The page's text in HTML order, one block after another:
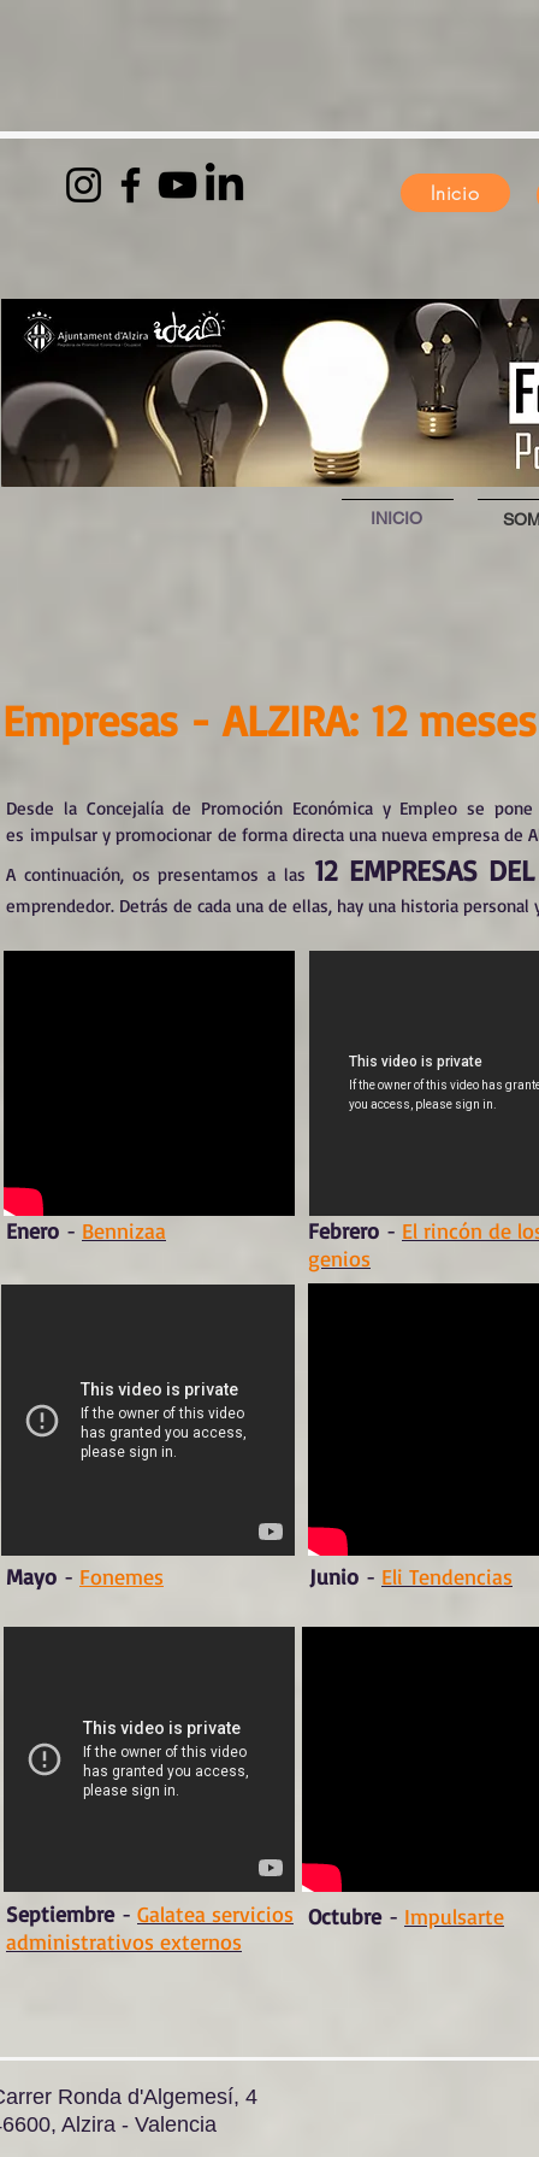
Inicio
INICIO
Empresas - ALZIRA: 12
Desde la Concejalía de Promoción Económica y Empleo se
es impulsar y promocionar de forma directa una nueva empresa de
A continuación, os presentamos a las 12 EMPRESAS
emprendedor. Detrás de cada una de ellas, hay una historia
Enero - Bennizaa Febrero - El rincón de
genios
Mayo - Fonemes Junio - Eli Tendencias
Septiembre - Galatea servicios
administrativos externos
Octubre - Impulsarte
Ronda d'Algemesí, 4
Alzira - Valencia